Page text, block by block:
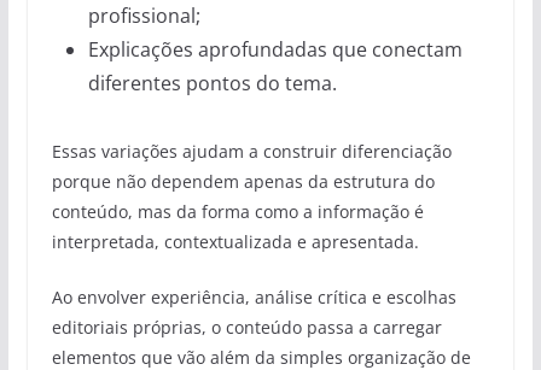
profissional;
Explicações aprofundadas que conectam
diferentes pontos do tema.
Essas variações ajudam a construir diferenciação
porque não dependem apenas da estrutura do
conteúdo, mas da forma como a informação é
interpretada, contextualizada e apresentada.
Ao envolver experiência, análise crítica e escolhas
editoriais próprias, o conteúdo passa a carregar
elementos que vão além da simples organização de